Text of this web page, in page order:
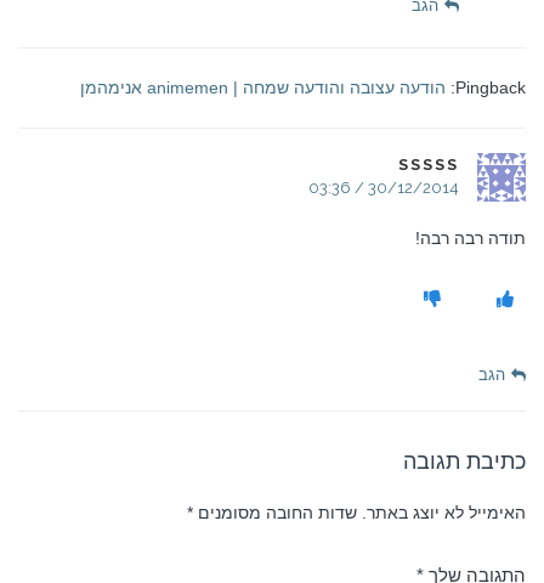
הגב
Pingback: הודעה עצובה והודעה שמחה | animemen אנימהמן
SSSSS
30/12/2014 / 03:36
תודה רבה רבה!
הגב
כתיבת תגובה
האימייל לא יוצג באתר. שדות החובה מסומנים *
התגובה שלך *